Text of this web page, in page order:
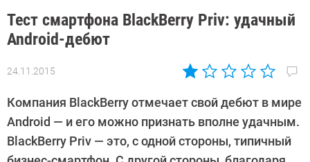
Тест смартфона BlackBerry Priv: удачный
Android-дебют
24.11.2015
Автор:
Поповкин
Компания BlackBerry отмечает свой дебют в мире
Android — и его можно признать вполне удачным.
BlackBerry Priv — это, c одной стороны, типичный